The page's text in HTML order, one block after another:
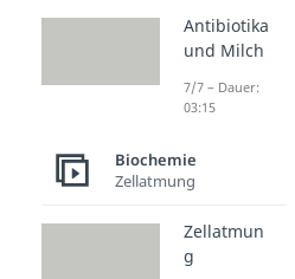
Um
Stärke
Reaktion)
gesagt weist
Antibiotika
und Milch
7/7 – Dauer:
03:15
Biochemie
Zellatmung
Zellatmun
g